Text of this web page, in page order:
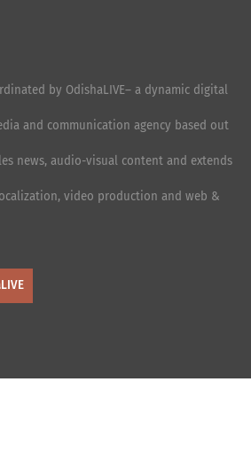
by OdishaLIVE– a dynamic digital
and communication agency based out
news, audio-visual content and extends
video production and web &